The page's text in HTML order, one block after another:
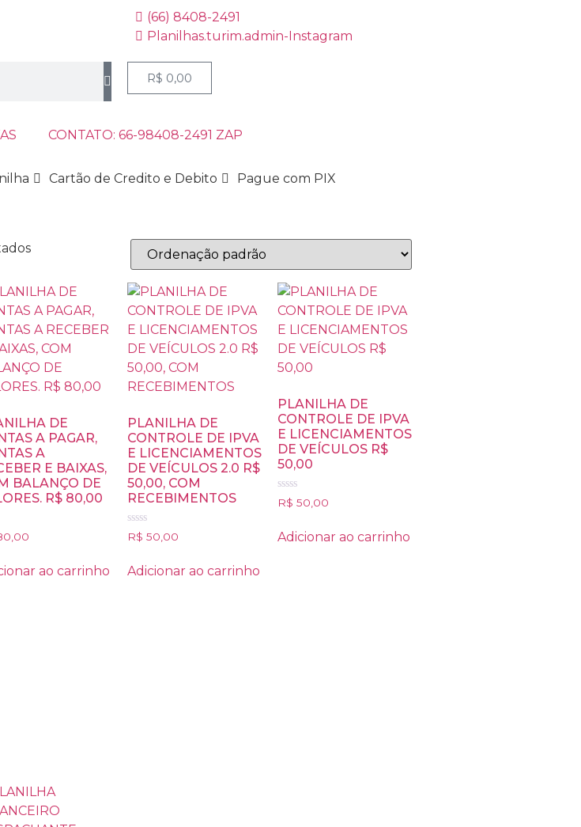
(66) 8408-2491
Planilhas.turim.admin-Instagram
R$ 0,00
CONTATO: 66-98408-2491 ZAP
Cartão de Credito e Debito Pague com PIX
DE
A PAGAR,
A
E BAIXAS,
BALANÇO DE
R$ 80,00
ao carrinho
PLANILHA DE
CONTROLE DE IPVA
E LICENCIAMENTOS
DE VEÍCULOS 2.0 R$
50,00, COM
RECEBIMENTOS
Avaliação
0
5
R$ 50,00
Adicionar ao carrinho
PLANILHA DE
CONTROLE DE IPVA
E LICENCIAMENTOS
DE VEÍCULOS R$
50,00
Avaliação
0
5
R$ 50,00
Adicionar ao carrinho